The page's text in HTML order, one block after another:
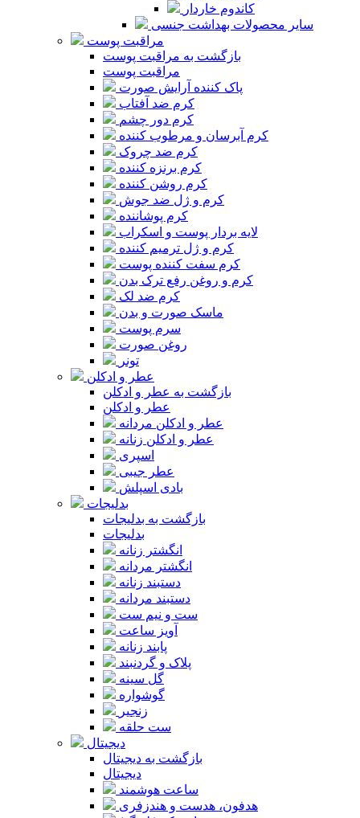
کاندوم خاردار
سایر محصولات بهداشت جنسی
مراقبت پوست
بازگشت به مراقبت پوست
مراقبت پوست
پاک کننده آرایش صورت
کرم ضد آفتاب
کرم دور چشم
کرم آبرسان و مرطوب کننده
کرم ضد چروک
کرم برنزه کننده
کرم روشن کننده
کرم و ژل ضد جوش
کرم پوشاننده
لایه بردار پوست و اسکراب
کرم و ژل ترمیم کننده
کرم سفت کننده پوست
کرم و روغن رفع ترک بدن
کرم ضد لک
ماسک صورت و بدن
سرم پوست
روغن صورت
تونر
عطر و ادکلن
بازگشت به عطر و ادکلن
عطر و ادکلن
عطر و ادکلن مردانه
عطر و ادکلن زنانه
اسپری
عطر جیبی
بادی اسپلش
بدلیجات
بازگشت به بدلیجات
بدلیجات
انگشتر زنانه
انگشتر مردانه
دستبند زنانه
دستبند مردانه
ست و نیم ست
آویز ساعت
پابند زنانه
پلاک و گردنبند
گل سینه
گوشواره
زنجیر
ست حلقه
دیجیتال
بازگشت به دیجیتال
دیجیتال
ساعت هوشمند
هدفون، هدست و هندزفری